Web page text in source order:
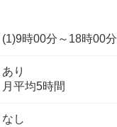
(1)9時00分～18時00分
あり
月平均5時間
なし